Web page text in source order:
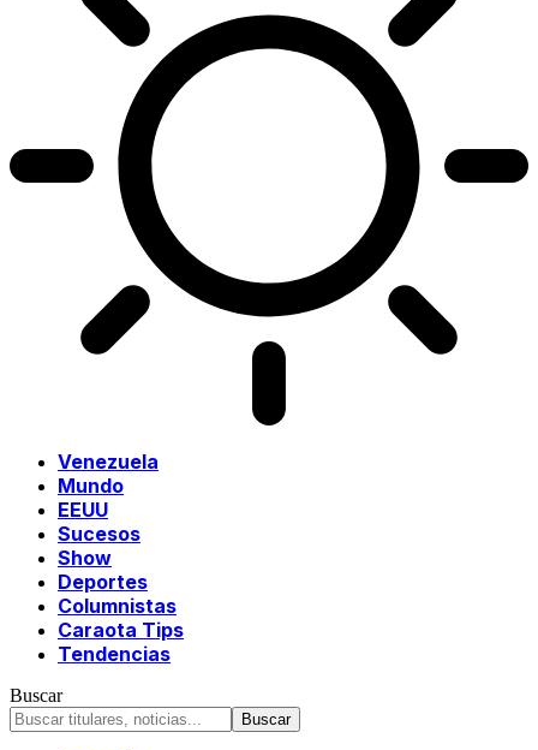
Venezuela
Mundo
EEUU
Sucesos
Show
Deportes
Columnistas
Caraota Tips
Tendencias
Buscar